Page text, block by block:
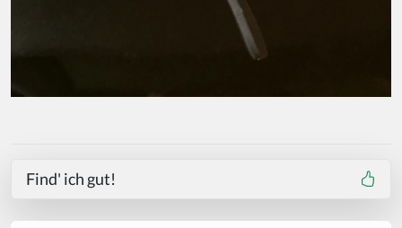
Find' ich gut!